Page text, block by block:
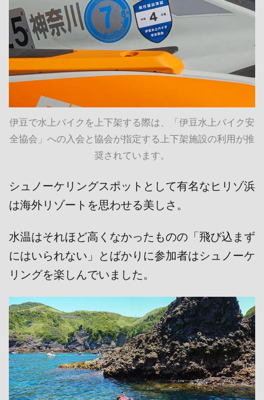
伊豆で水上バイクを上下架する際は、「伊豆水上バイク安
全協会」への入会と協会が指定する上下架施設の利用が推
奨されています。
シュノーケリングスポットとして有名なヒリゾ浜
は海外リゾートを思わせる美しさ。
水温はそれほど高くなかったものの「飛び込まず
にはいられない」とばかりに参加者はシュノーケ
リングを楽しんでいました。